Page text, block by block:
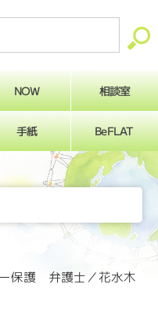
NOW 相談室
手紙 BeFLAT
保護 弁護士／花水木